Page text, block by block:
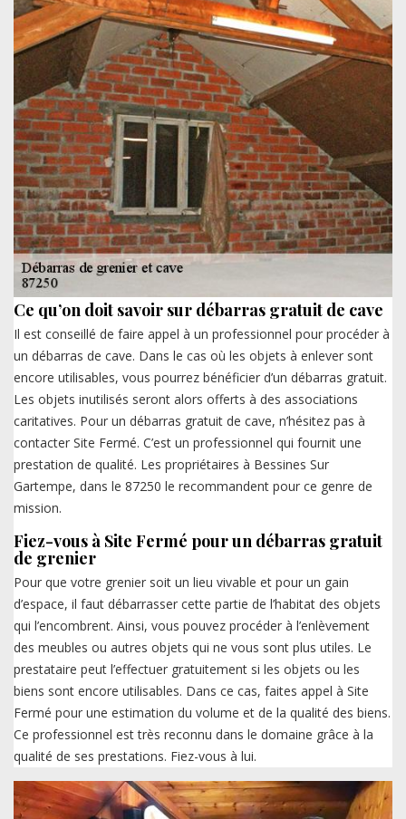
Ce qu’on doit savoir sur débarras gratuit de cave
Il est conseillé de faire appel à un professionnel pour procéder à
un débarras de cave. Dans le cas où les objets à enlever sont
encore utilisables, vous pourrez bénéficier d’un débarras gratuit.
Les objets inutilisés seront alors offerts à des associations
caritatives. Pour un débarras gratuit de cave, n’hésitez pas à
contacter Site Fermé. C’est un professionnel qui fournit une
prestation de qualité. Les propriétaires à Bessines Sur
Gartempe, dans le 87250 le recommandent pour ce genre de
mission.
Fiez-vous à Site Fermé pour un débarras gratuit
de grenier
Pour que votre grenier soit un lieu vivable et pour un gain
d’espace, il faut débarrasser cette partie de l’habitat des objets
qui l’encombrent. Ainsi, vous pouvez procéder à l’enlèvement
des meubles ou autres objets qui ne vous sont plus utiles. Le
prestataire peut l’effectuer gratuitement si les objets ou les
biens sont encore utilisables. Dans ce cas, faites appel à Site
Fermé pour une estimation du volume et de la qualité des biens.
Ce professionnel est très reconnu dans le domaine grâce à la
qualité de ses prestations. Fiez-vous à lui.